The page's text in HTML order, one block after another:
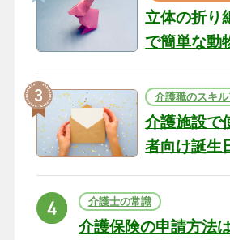
立体の折り
で簡単な動
介護職のスキ
介護施設で
者向け誕生
ト
介護士の常識
介護保険の申請方法